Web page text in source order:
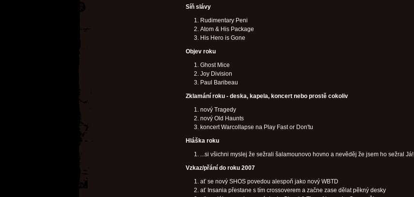
Síň slávy
Rudimentary Peni
Atom & His Package
His Hero is Gone
Objev roku
Ghost Mice
Joy Division
Paul Baribeau
Zklamání roku - deska, kapela, koncert nebo prostě cokoliv
nový Tragedy
nový Old Haunts
koncert Warcollapse na Play Fast or Don'tu
Hláška roku
...si všichni myslej že sežrali šalamounovo hovno a nevěděj že jsem ho sežral Já!
Vzkaz/přání do roku 2007
ať se nový SHOS povedou alespoň jako nový WBTD
ať Insania přestane s tím crossoverem a začne zase dělat pěkný desky